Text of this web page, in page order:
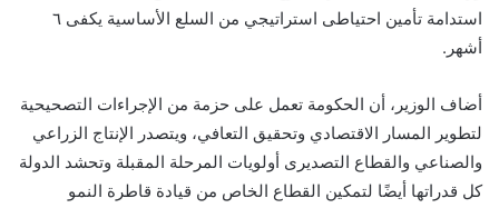
استدامة تأمين احتياطى استراتيجي من السلع الأساسية يكفى ٦
أشهر.
أضاف الوزير، أن الحكومة تعمل على حزمة من الإجراءات التصحيحية
لتطوير المسار الاقتصادي وتحقيق التعافي، ويتصدر الإنتاج الزراعي
والصناعي والقطاع التصديرى أولويات المرحلة المقبلة وتحشد الدولة
كل قدراتها أيضًا لتمكين القطاع الخاص من قيادة قاطرة النمو